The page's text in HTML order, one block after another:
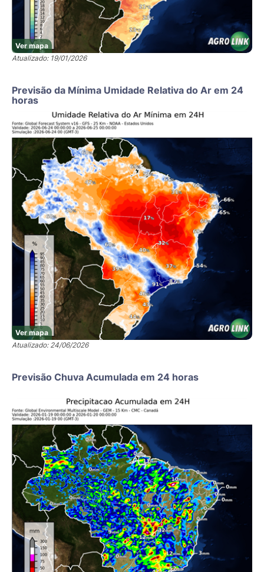
Ver mapa
Atualizado: 19/01/2026
Previsão da Mínima Umidade Relativa do Ar em 24
horas
Ver mapa
Atualizado: 24/06/2026
Previsão Chuva Acumulada em 24 horas